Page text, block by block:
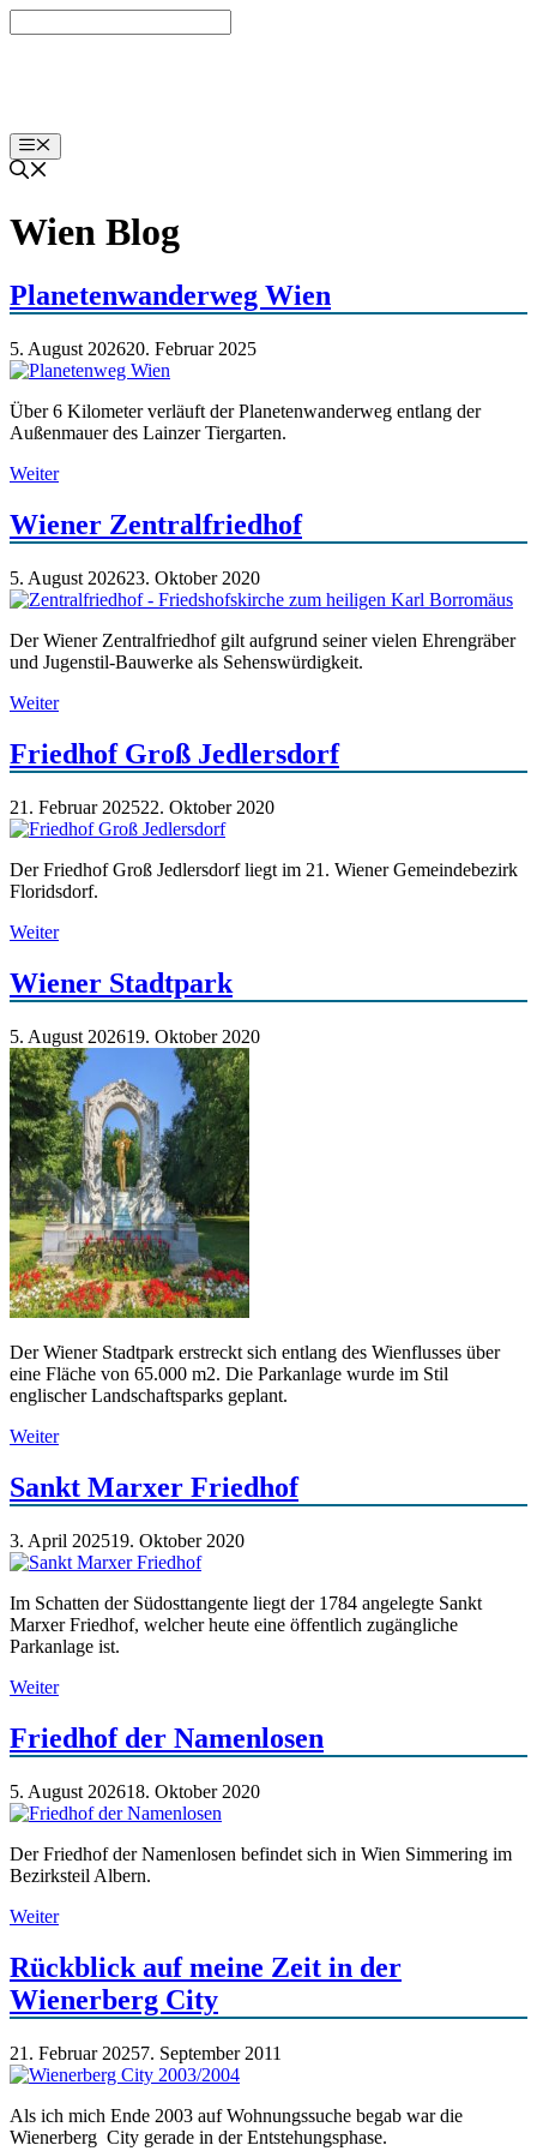
Inhalt
Menü
Wien Blog
Planetenwanderweg Wien
5. August 202620. Februar 2025
Über 6 Kilometer verläuft der Planetenwanderweg entlang der
Außenmauer des Lainzer Tiergarten.
Weiter
Wiener Zentralfriedhof
5. August 202623. Oktober 2020
Der Wiener Zentralfriedhof gilt aufgrund seiner vielen Ehrengräber
und Jugenstil-Bauwerke als Sehenswürdigkeit.
Weiter
Friedhof Groß Jedlersdorf
21. Februar 202522. Oktober 2020
Der Friedhof Groß Jedlersdorf liegt im 21. Wiener Gemeindebezirk
Floridsdorf.
Weiter
Wiener Stadtpark
5. August 202619. Oktober 2020
Der Wiener Stadtpark erstreckt sich entlang des Wienflusses über
eine Fläche von 65.000 m2. Die Parkanlage wurde im Stil
englischer Landschaftsparks geplant.
Weiter
Sankt Marxer Friedhof
3. April 202519. Oktober 2020
Im Schatten der Südosttangente liegt der 1784 angelegte Sankt
Marxer Friedhof, welcher heute eine öffentlich zugängliche
Parkanlage ist.
Weiter
Friedhof der Namenlosen
5. August 202618. Oktober 2020
Der Friedhof der Namenlosen befindet sich in Wien Simmering im
Bezirksteil Albern.
Weiter
Rückblick auf meine Zeit in der
Wienerberg City
21. Februar 20257. September 2011
Als ich mich Ende 2003 auf Wohnungssuche begab war die
Wienerberg City gerade in der Entstehungsphase.